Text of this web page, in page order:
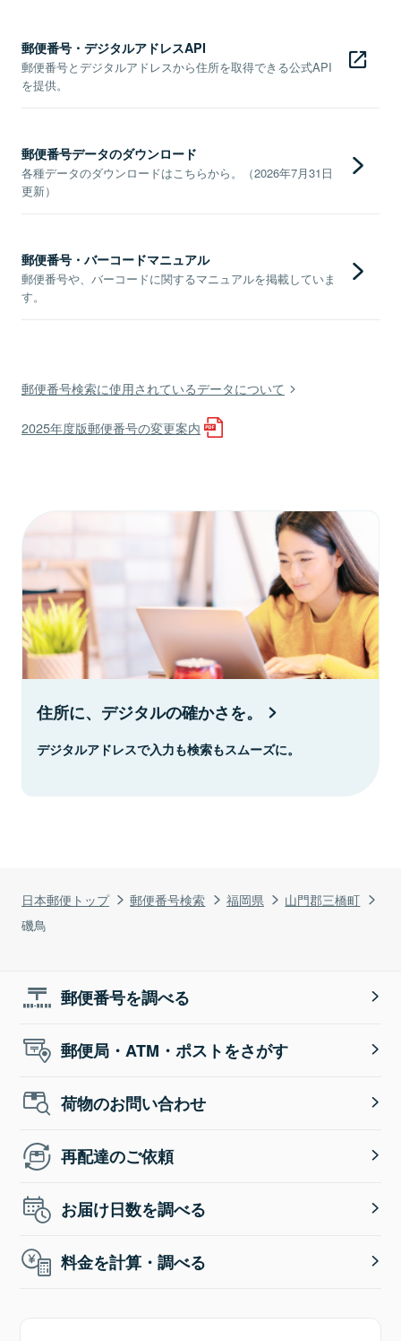
日本郵便トップ 郵便番号検索 福岡県
山門郡三橋町
磯鳥
郵便番号・デジタルアドレスAPI
郵便番号とデジタルアドレスから住所を取得できる公式API
を提供。
郵便番号データのダウンロード
各種データのダウンロードはこちらから。（2026年7月31日
更新）
郵便番号・バーコードマニュアル
郵便番号や、バーコードに関するマニュアルを掲載していま
す。
郵便番号検索に使用されているデータについて
2025年度版郵便番号の変更案内
住所に、デジタルの確かさを。
デジタルアドレスで入力も検索もスムーズに。
郵便番号を調べる
郵便局・ATM・ポストをさがす
荷物のお問い合わせ
再配達のご依頼
お届け日数を調べる
料金を計算・調べる